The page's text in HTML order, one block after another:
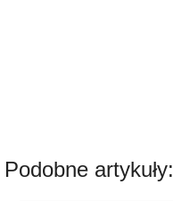
Podobne artykuły: